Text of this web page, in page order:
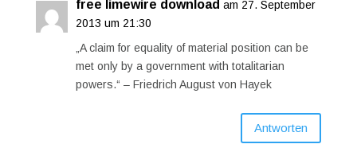
free limewire download am 27. September
2013 um 21:30
„A claim for equality of material position can be
met only by a government with totalitarian
powers.“ – Friedrich August von Hayek
Antworten